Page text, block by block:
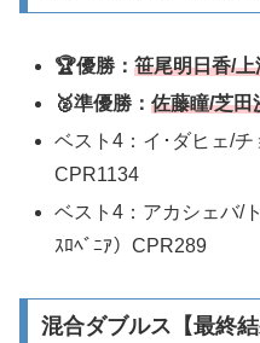
🏆優勝：笹尾明日香/
🥈準優勝：佐藤瞳/芝
ベスト4：イ･ダヒェ/
CPR1134
ベスト4：アカシェバ
ｽﾛﾍﾞﾆｱ）CPR289
混合ダブルス【最終結